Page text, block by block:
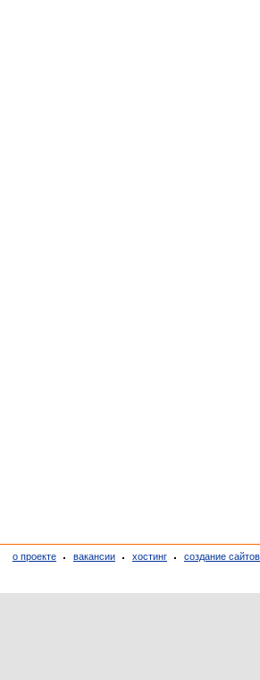
о проекте вакансии хостинг создание сайтов